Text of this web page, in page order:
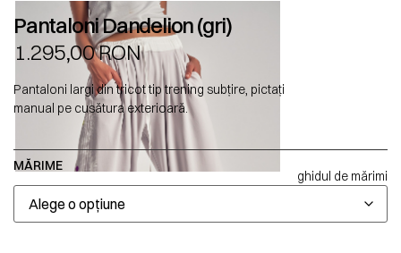
Pantaloni Dandelion (gri)
1.295,00RON
Pantaloni largi din tricot tip trening subțire, pictați
manual pe cusătura exterioară.
MĂRIME
ghidul de mărimi